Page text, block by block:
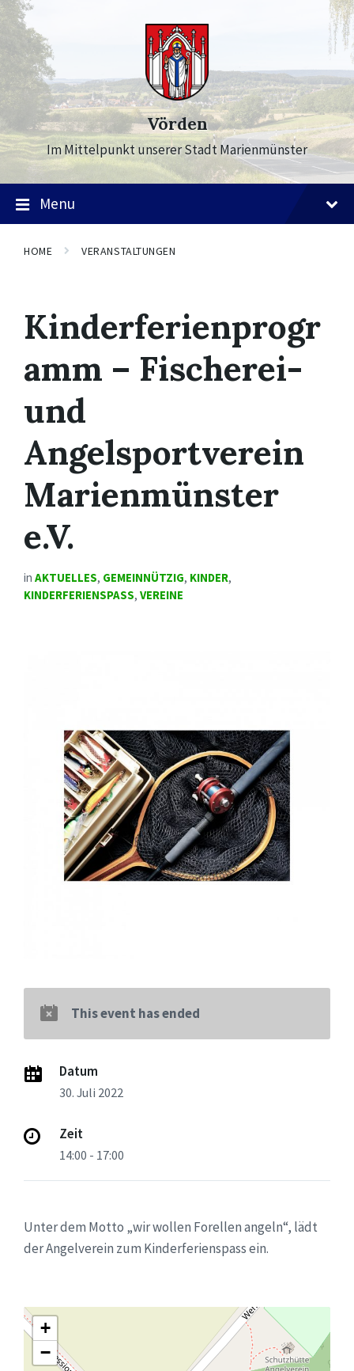
Skip
to
content
Skip
to
main
navigation
Skip
to
footer
Vörden
Im Mittelpunkt unserer Stadt Marienmünster
Menu
HOME VERANSTALTUNGEN
Kinderferienprogr
amm – Fischerei-
und
Angelsportverein
Marienmünster
e.V.
in AKTUELLES, GEMEINNÜTZIG, KINDER,
KINDERFERIENSPASS , VEREINE
This event has ended
Datum
30. Juli 2022
Zeit
14:00 - 17:00
Unter dem Motto „wir wollen Forellen angeln“, lädt
der Angelverein zum Kinderferienspass ein.
+
−